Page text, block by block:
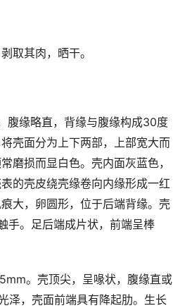
取其肉，晒干。
腹缘略直，背缘与腹缘构成30度
壳面分为上下两部，上部宽大而
磨损而显白色。壳内面灰蓝色，
的壳皮绕壳缘卷向内缘形成一红
大，卵圆形，位于后端背缘。壳
手。足后端成片状，前端呈棒
。壳顶尖，呈喙状，腹缘直或
泽，壳面前端具有降起肋。生长